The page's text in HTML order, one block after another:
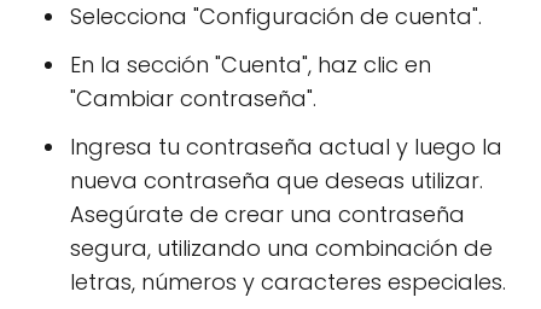
Selecciona "Configuración de cuenta".
En la sección "Cuenta", haz clic en
"Cambiar contraseña".
Ingresa tu contraseña actual y luego la
nueva contraseña que deseas utilizar.
Asegúrate de crear una contraseña
segura, utilizando una combinación de
letras, números y caracteres especiales.